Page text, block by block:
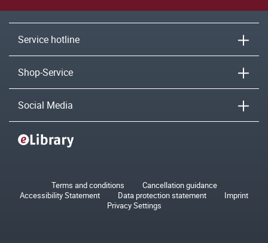
Service hotline
Shop-Service
Social Media
Terms and conditions
Cancellation guidance
Accessibility Statement
Data protection statement
Imprint
Privacy Settings